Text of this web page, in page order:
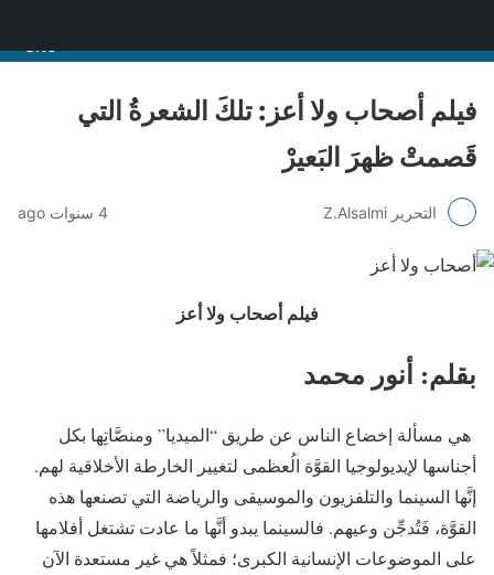
فيلم أصحاب ولا أعز: تلكَ الشعرةُ التي
قَصمتْ ظهرَ البَعيرْ
التحرير Z.Alsalmi 4 سنوات ago
فيلم أصحاب ولا أعز
بقلم: أنور محمد
هي مسألة إخضاع الناس عن طريق “الميديا” ومنصَّاتِها بكل
أجناسها لإيديولوجيا القوَّة الُعظمى لتغيير الخارطة الأخلاقية لهم.
إنَّها السينما والتلفزيون والموسيقى والرياضة التي تصنعها هذه
القوَّة، فَتُدجِّن وعيهم. فالسينما يبدو أنَّها ما عادت تشتغل أفلامها
على الموضوعات الإنسانية الكبرى؛ فمثلاً هي غير مستعدة الآن